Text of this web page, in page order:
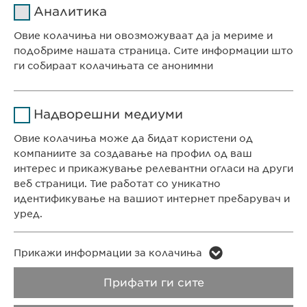
ПРОЧИТАЈ ПОВЕЌЕ
Евофарма АГ Претставништво Скопје
Антон Попов 1-2/3
Скопје, Северна Македонија
КОНТАКТ
info@ewopharma.mk
Заштита на лични
податоци
Политика на
колачиња
sgalinski
Времетраење
Цел
согласност за колачиња
Аналитика
Овие колачиња ни овозможуваат да ја мериме и
подобриме нашата страница. Сите информации што
ги собираат колачињата се анонимни
Google
Времетраење
Име vuid
услуги
Vimeo
Надворешни медиуми
Овие колачиња може да бидат користени од
компаниите за создавање на профил од ваш
интерес и прикажување релевантни огласи на други
веб страници. Тие работат со уникатно
идентификување на вашиот интернет пребарувач и
уред.
LinkedIn
Прикажи информации за колачиња
Прифати ги сите